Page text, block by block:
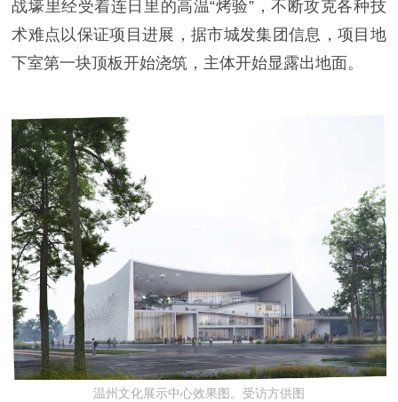
战壕里经受着连日里的高温“烤验”，不断攻克各种技
术难点以保证项目进展，据市城发集团信息，项目地
下室第一块顶板开始浇筑，主体开始显露出地面。
温州文化展示中心效果图。受访方供图